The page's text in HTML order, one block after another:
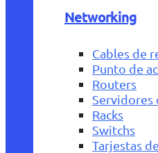
Networking
Cables de
Punto de
Routers
Servidores
Racks
Switchs
Tarjestas